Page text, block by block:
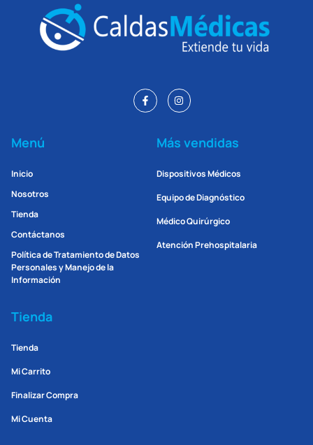
Menú
Inicio
Nosotros
Tienda
Contáctanos
Política de Tratamiento de Datos
Personales y Manejo de la
Información
Más vendidas
Dispositivos Médicos
Equipo de Diagnóstico
Médico Quirúrgico
Atención Prehospitalaria
Tienda
Tienda
Mi Carrito
Finalizar Compra
Mi Cuenta